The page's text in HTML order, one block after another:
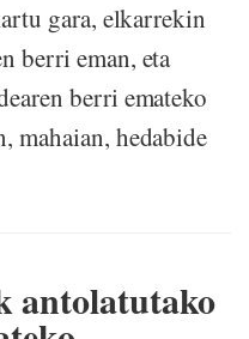
gara, elkarrekin
berri eman, eta
berri emateko
mahaian, hedabide
antolatutako